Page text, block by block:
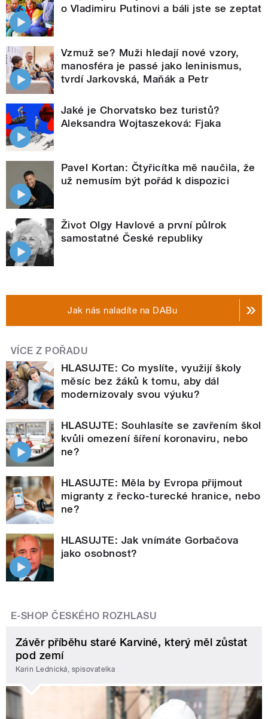
o Vladimiru Putinovi a báli jste se zeptat
Vzmuž se? Muži hledají nové vzory,
manosféra je passé jako leninismus,
tvrdí Jarkovská, Maňák a Petr
Jaké je Chorvatsko bez turistů?
Aleksandra Wojtaszeková: Fjaka
Pavel Kortan: Čtyřicítka mě naučila, že
už nemusím být pořád k dispozici
Život Olgy Havlové a první půlrok
samostatné České republiky
Jak nás naladíte na DABu
VÍCE Z POŘADU
HLASUJTE: Co myslíte, využijí školy
měsíc bez žáků k tomu, aby dál
modernizovaly svou výuku?
HLASUJTE: Souhlasíte se zavřením škol
kvůli omezení šíření koronaviru, nebo
ne?
HLASUJTE: Měla by Evropa přijmout
migranty z řecko-turecké hranice, nebo
ne?
HLASUJTE: Jak vnímáte Gorbačova
jako osobnost?
E-SHOP ČESKÉHO ROZHLASU
Závěr příběhu staré Karviné, který měl zůstat
pod zemí
Karin Lednická, spisovatelka